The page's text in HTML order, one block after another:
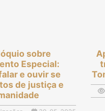
sobre
Especial:
e ouvir se
de justiça e